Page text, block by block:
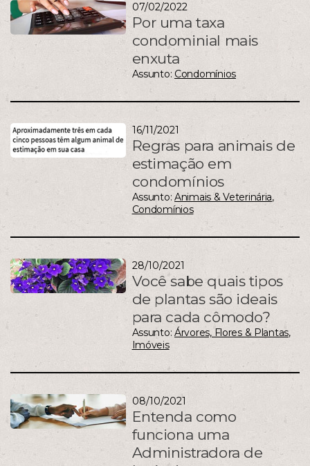
07/02/2022
Por uma taxa
condominial mais
enxuta
Assunto:Condomínios
16/11/2021
Regras para animais de
estimação em
condomínios
Assunto:Animais & Veterinária,
Condomínios
28/10/2021
Você sabe quais tipos
de plantas são ideais
para cada cômodo?
Assunto:Árvores, Flores & Plantas,
Imóveis
08/10/2021
Entenda como
funciona uma
Administradora de